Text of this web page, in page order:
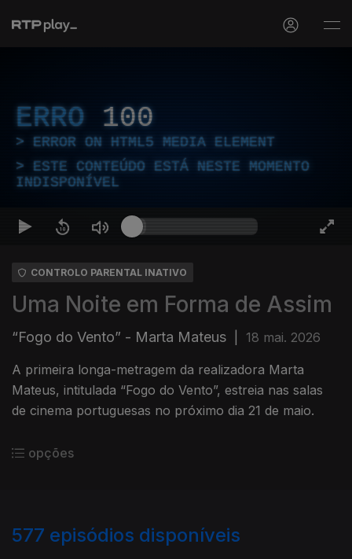
ERRO 100
ERROR ON HTML5 MEDIA ELEMENT
ESTE CONTEÚDO ESTÁ NESTE MOMENTO
INDISPONÍVEL
CONTROLO PARENTAL INATIVO
Uma Noite em Forma de Assim
“Fogo do Vento” - Marta Mateus 18 mai. 2026
A primeira longa-metragem da realizadora Marta
Mateus, intitulada “Fogo do Vento”, estreia nas salas
de cinema portuguesas no próximo dia 21 de maio.
opções
577 episódios disponíveis